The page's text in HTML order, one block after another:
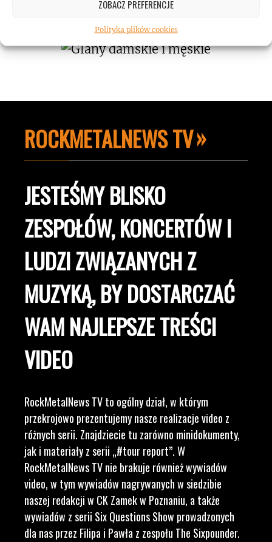
ZOBACZ PREFERENCJE
Polityka plików cookies
ROCKMETALNEWS TV
JESTEŚMY BLISKO
ZESPOŁÓW, KONCERTÓW I
LUDZI ZWIĄZANYCH Z
MUZYKĄ, BY DOSTARCZAĆ
WAM NAJLEPSZE TREŚCI
VIDEO
RockMetalNews TV to ogólny dział, w którym
przekrojowo prezentujemy nasze realizacje video z
różnych serii. Znajdziecie tu zarówno minidokumenty,
jak i materiały z serii „#tour report”. W
RockMetalNews TV nie brakuje również wywiadów
video, w tym wywiadów nagrywanych w siedzibie
naszej redakcji w CK Zamek w Poznaniu, a także
wywiadów z serii Six Questions Show prowadzonych
dla nas przez Filipa i Pawła z zespołu The Sixpounder.